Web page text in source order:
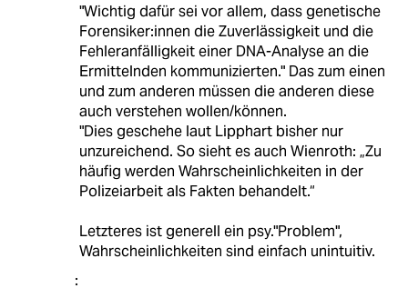
"Wichtig dafür sei vor allem, dass genetische
Fo­ren­si­ke­r:in­nen die Zuverlässigkeit und die
Fehleranfälligkeit einer DNA-Analyse an die
Ermittelnden kommunizierten." Das zum einen
und zum anderen müssen die anderen diese
auch verstehen wollen/können.
"Dies geschehe laut Lipphart bisher nur
unzureichend. So sieht es auch Wienroth: „Zu
häufig werden Wahrscheinlichkeiten in der
Polizeiarbeit als Fakten behandelt.“
Letzteres ist generell ein psy."Problem",
Wahrscheinlichkeiten sind einfach unintuitiv.